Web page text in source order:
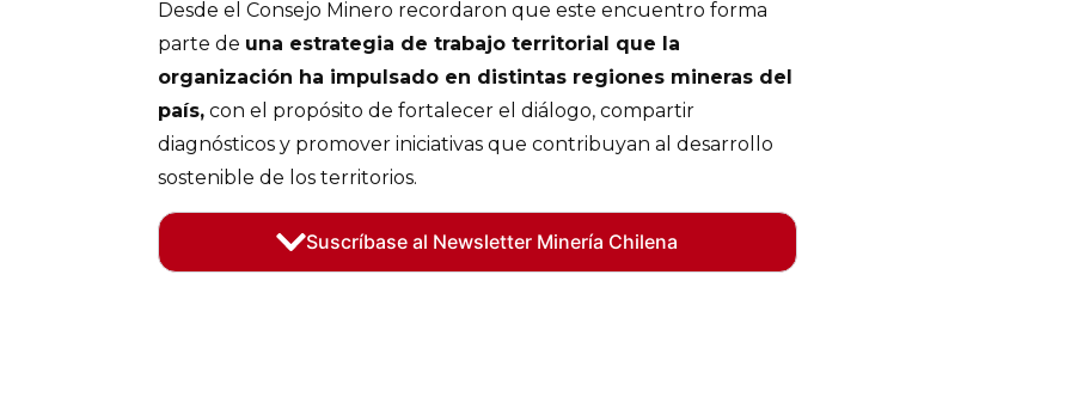
Desde el Consejo Minero recordaron que este encuentro forma
parte de una estrategia de trabajo territorial que la
organización ha impulsado en distintas regiones mineras del
país, con el propósito de fortalecer el diálogo, compartir
diagnósticos y promover iniciativas que contribuyan al desarrollo
sostenible de los territorios.
Suscríbase al Newsletter Minería Chilena